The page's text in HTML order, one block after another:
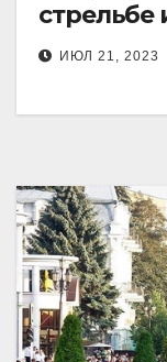
стрельбе
ИЮЛ 21, 2023